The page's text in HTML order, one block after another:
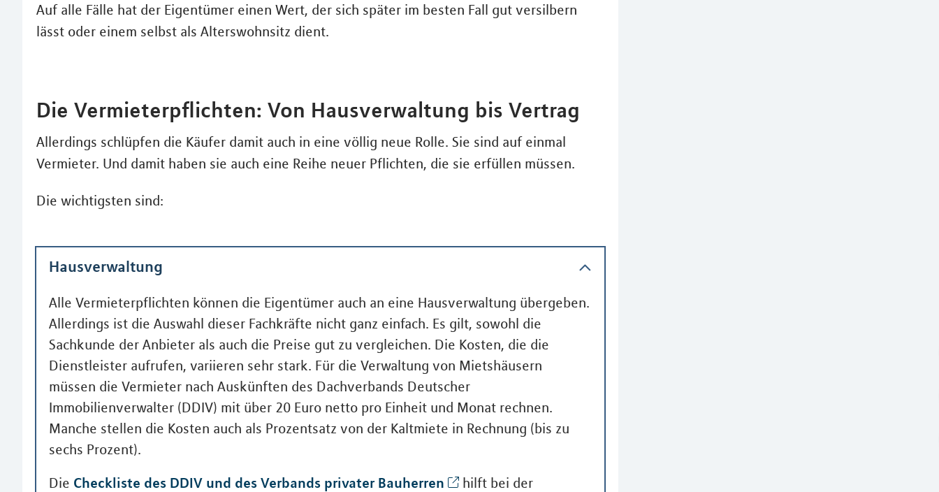
Auf alle Fälle hat der Eigentümer einen Wert, der sich später im besten Fall gut versilbern
lässt oder einem selbst als Alterswohnsitz dient.
Die Vermieterpflichten: Von Hausverwaltung bis Vertrag
Allerdings schlüpfen die Käufer damit auch in eine völlig neue Rolle. Sie sind auf einmal
Vermieter. Und damit haben sie auch eine Reihe neuer Pflichten, die sie erfüllen müssen.
Die wichtigsten sind:
Hausverwaltung
Alle Vermieterpflichten können die Eigentümer auch an eine Hausverwaltung übergeben.
Allerdings ist die Auswahl dieser Fachkräfte nicht ganz einfach. Es gilt, sowohl die
Sachkunde der Anbieter als auch die Preise gut zu vergleichen. Die Kosten, die die
Dienstleister aufrufen, variieren sehr stark. Für die Verwaltung von Mietshäusern
müssen die Vermieter nach Auskünften des Dachverbands Deutscher
Immobilienverwalter (DDIV) mit über 20 Euro netto pro Einheit und Monat rechnen.
Manche stellen die Kosten auch als Prozentsatz von der Kaltmiete in Rechnung (bis zu
sechs Prozent).
Die Checkliste des DDIV und des Verbands privater Bauherren
hilft bei der